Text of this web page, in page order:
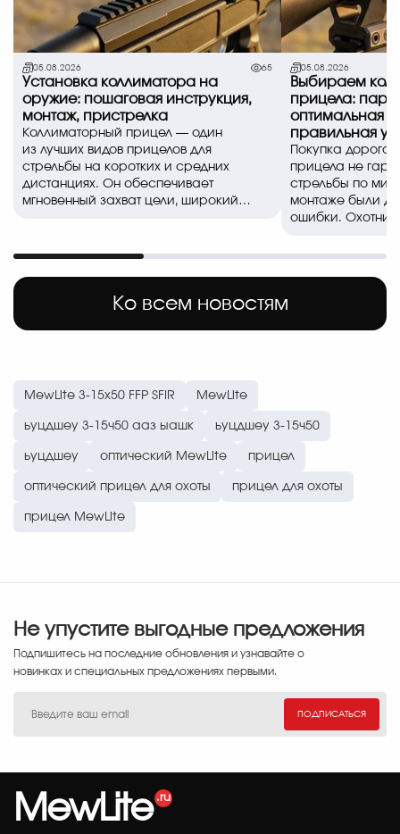
Ко всем новостям
05.08.2026 65
Установка коллиматора на
оружие: пошаговая инструкция,
монтаж, пристрелка
Коллиматорный прицел — один
из лучших видов прицелов для
стрельбы на коротких и средних
дистанциях. Он обеспечивает
мгновенный захват цели, широкий
05.08.2026
Выбираем
прицела:
оптимальная
правильная
Покупка
прицела не
стрельбы по
монтаже были
ошибки.
MewLite 3-15x50 FFP SFIR MewLite
ьуцдшеу 3-15ч50 ааз ыашк ьуцдшеу 3-15ч50
ьуцдшеу оптический MewLite прицел
оптический прицел для охоты прицел для охоты
прицел MewLite
Не упустите выгодные предложения
Подпишитесь на последние обновления и узнавайте о
новинках и специальных предложениях первыми.
ПОДПИСАТЬСЯ
MewLite